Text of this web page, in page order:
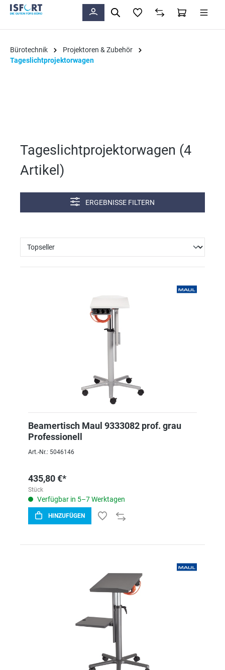
springen
Bürotechnik
Projektoren & Zubehör
Tageslichtprojektorwagen
Tageslichtprojektorwagen (4
Artikel )
ERGEBNISSE FILTERN
Beamertisch Maul 9333082 prof. grau
Professionell
Art.-Nr.: 5046146
435,80 €*
Stück
Verfügbar in 5–7 Werktagen
HINZUFÜGEN